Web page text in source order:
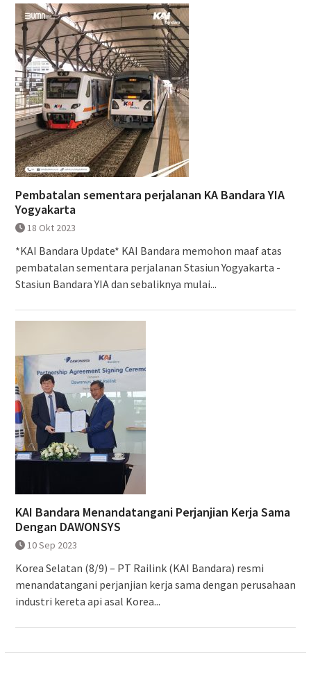
Pembatalan sementara perjalanan KA Bandara YIA
Yogyakarta
18 Okt 2023
*KAI Bandara Update* KAI Bandara memohon maaf atas
pembatalan sementara perjalanan Stasiun Yogyakarta -
Stasiun Bandara YIA dan sebaliknya mulai...
KAI Bandara Menandatangani Perjanjian Kerja Sama
Dengan DAWONSYS
10 Sep 2023
Korea Selatan (8/9) – PT Railink (KAI Bandara) resmi
menandatangani perjanjian kerja sama dengan perusahaan
industri kereta api asal Korea...